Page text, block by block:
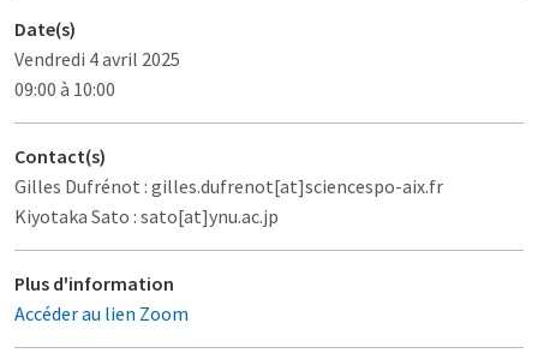
Date(s)
Vendredi 4 avril 2025
09:00 à 10:00
Contact(s)
Gilles Dufrénot : gilles.dufrenot[at]sciencespo-aix.fr
Kiyotaka Sato : sato[at]ynu.ac.jp
Plus d'information
Accéder au lien Zoom